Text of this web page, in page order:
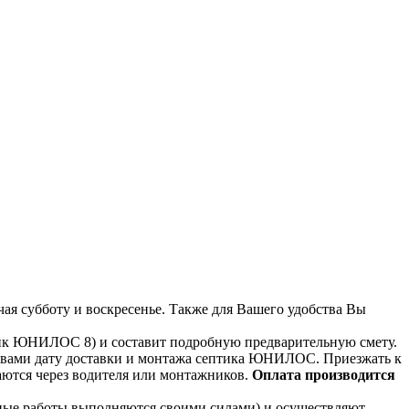
субботу и воскресенье. Также для Вашего удобства Вы
ЮНИЛОС 8) и составит подробную предварительную смету.
вами дату доставки и монтажа септика ЮНИЛОС. Приезжать к
через водителя или монтажников. Оплата производится